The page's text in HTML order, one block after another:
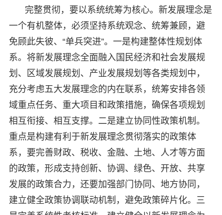
完整贯彻，要以系统统筹为核心。新发展理念是
一个有机整体，必须坚持系统观念、统筹兼顾，避
免顾此失彼、“单兵突进”。一是构建整体性规划体
系。将新发展理念全面融入国民经济和社会发展规
划、区域发展规划、产业发展规划等各类规划中，
充分考虑五大发展理念的内在联系，统筹安排各领
域重点任务、重大项目和政策措施，确保各项规划
相互衔接、相互支撑。二是建立协同性政策机制。
重点是构建有利于新发展理念贯彻落实的政策体
系，要完善财政、税收、金融、土地、人才等方面
的政策，形成支持创新、协调、绿色、开放、共享
发展的政策合力，还要加强部门协同、地方协同，
建立健全政策协调联动机制，避免政策碎片化。三